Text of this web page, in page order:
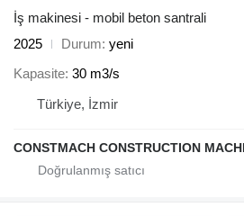
İş makinesi - mobil beton santrali
2025
Durum yeni
Kapasite 30 m3/s
Türkiye, İzmir
CONSTMACH CONSTRUCTION